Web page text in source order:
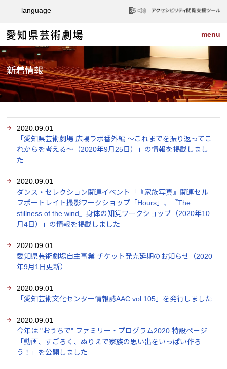
新着情報
2020.09.01
「愛知県芸術劇場 広場ラボ番外編 ～これまでを振り返ってこ
れからを考える～（2020年9月25日）」の情報を掲載しまし
た
2020.09.01
ダンス・セレクション関連イベント「『家族写真』関連セル
フポートレイト撮影ワークショップ「Hours」、『The
stillness of the wind』身体の知覚ワークショップ（2020年10
月4日）」の情報を掲載しました
2020.09.01
愛知県芸術劇場自主事業 チケット発売延期のお知らせ（2020
年9月1日更新）
2020.09.01
「愛知芸術文化センター情報誌AAC vol.105」を発行しました
2020.09.01
今年は "おうちで" ファミリー・プログラム2020 特設ページ
「動画、すごろく、ぬりえで家族の思い出をいっぱい作ろ
う！」を公開しました